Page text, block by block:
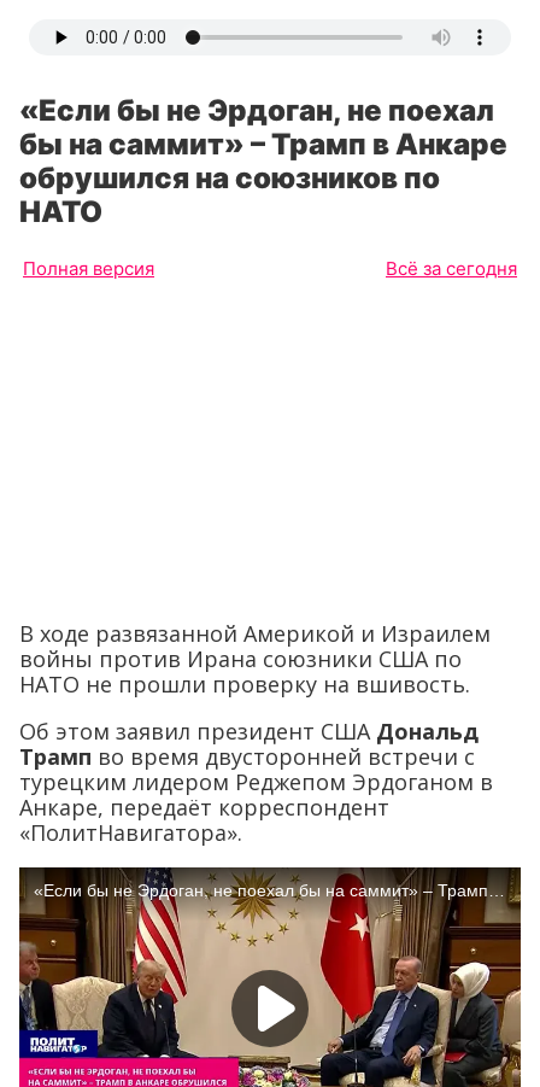
«Если бы не Эрдоган, не поехал
бы на саммит» – Трамп в Анкаре
обрушился на союзников по
НАТО
Полная версия Всё за сегодня
В ходе развязанной Америкой и Израилем
войны против Ирана союзники США по
НАТО не прошли проверку на вшивость.
Об этом заявил президент США Дональд
Трамп во время двусторонней встречи с
турецким лидером Реджепом Эрдоганом в
Анкаре, передаёт корреспондент
«ПолитНавигатора».